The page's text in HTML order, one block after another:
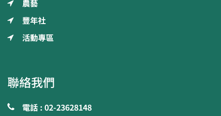
豐年社
活動專區
聯絡我們
電話 : 02-23628148